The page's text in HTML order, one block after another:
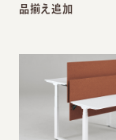
品揃え追加